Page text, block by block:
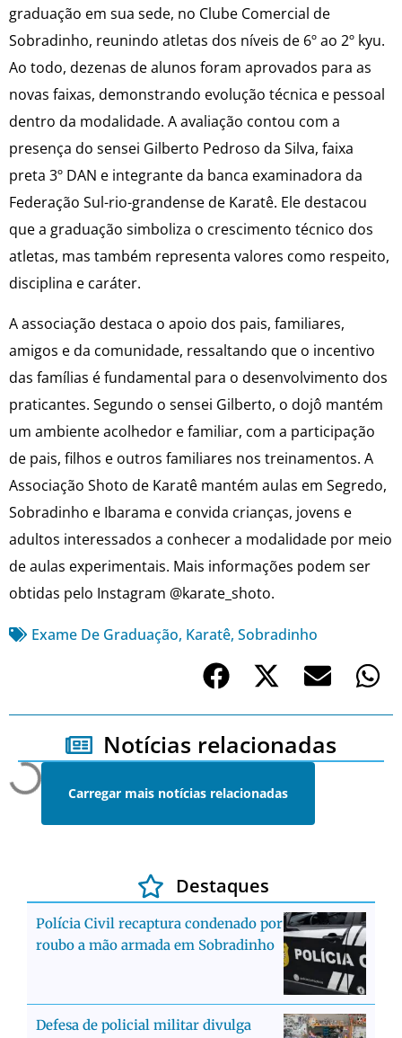
graduação em sua sede, no Clube Comercial de
Sobradinho, reunindo atletas dos níveis de 6º ao 2º kyu.
Ao todo, dezenas de alunos foram aprovados para as
novas faixas, demonstrando evolução técnica e pessoal
dentro da modalidade. A avaliação contou com a
presença do sensei Gilberto Pedroso da Silva, faixa
preta 3º DAN e integrante da banca examinadora da
Federação Sul-rio-grandense de Karatê. Ele destacou
que a graduação simboliza o crescimento técnico dos
atletas, mas também representa valores como respeito,
disciplina e caráter.
A associação destaca o apoio dos pais, familiares,
amigos e da comunidade, ressaltando que o incentivo
das famílias é fundamental para o desenvolvimento dos
praticantes. Segundo o sensei Gilberto, o dojô mantém
um ambiente acolhedor e familiar, com a participação
de pais, filhos e outros familiares nos treinamentos. A
Associação Shoto de Karatê mantém aulas em Segredo,
Sobradinho e Ibarama e convida crianças, jovens e
adultos interessados a conhecer a modalidade por meio
de aulas experimentais. Mais informações podem ser
obtidas pelo Instagram @karate_shoto.
Exame De Graduação, Karatê, Sobradinho
Notícias relacionadas
Carregar mais notícias relacionadas
Destaques
Polícia Civil recaptura condenado por
roubo a mão armada em Sobradinho
Defesa de policial militar divulga